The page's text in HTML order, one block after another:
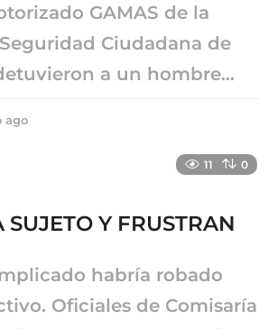
GAMAS de la
Ciudadana de
a un hombre...
ago
o
11 0
SUJETO Y FRUSTRAN
habría robado
Oficiales de Comisaría